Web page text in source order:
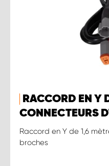
RACCORD EN Y
CONNECTEURS
Raccord en Y de 1,6
broches